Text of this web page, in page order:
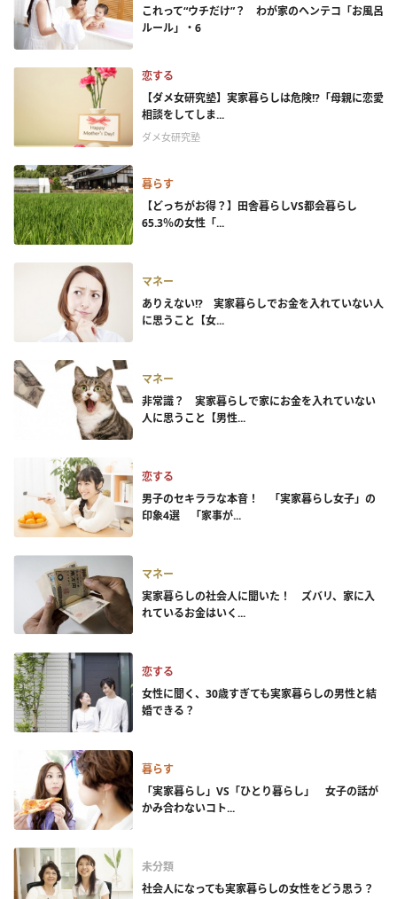
これって“ウチだけ”？ わが家のヘンテコ「お風呂
ルール」・6
恋する
【ダメ女研究塾】実家暮らしは危険!?「母親に恋愛
相談をしてしま...
ダメ女研究塾
暮らす
【どっちがお得？】田舎暮らしVS都会暮らし
65.3％の女性「...
マネー
ありえない!? 実家暮らしでお金を入れていない人
に思うこと【女...
マネー
非常識？ 実家暮らしで家にお金を入れていない
人に思うこと【男性...
恋する
男子のセキララな本音！ 「実家暮らし女子」の
印象4選 「家事が...
マネー
実家暮らしの社会人に聞いた！ ズバリ、家に入
れているお金はいく...
恋する
女性に聞く、30歳すぎても実家暮らしの男性と結
婚できる？
暮らす
「実家暮らし」VS「ひとり暮らし」 女子の話が
かみ合わないコト...
未分類
社会人になっても実家暮らしの女性をどう思う？